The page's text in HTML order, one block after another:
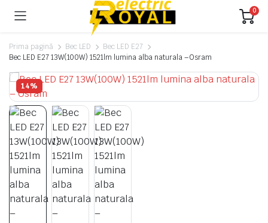
0
Prima pagină Bec LED
Bec LED E27
Bec LED E27 13W(100W) 1521lm lumina alba naturala – Osram
14%